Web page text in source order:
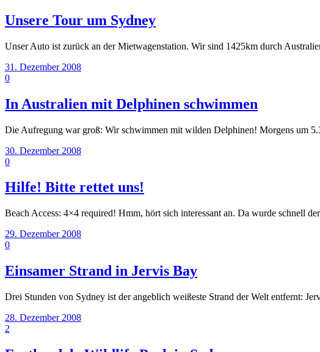
Unsere Tour um Sydney
Unser Auto ist zurück an der Mietwagenstation. Wir sind 1425km durch
31. Dezember 2008
0
In Australien mit Delphinen schwimmen
Die Aufregung war groß: Wir schwimmen mit wilden Delphinen! Morgens um
30. Dezember 2008
0
Hilfe! Bitte rettet uns!
Beach Access: 4×4 required! Hmm, hört sich interessant an. Da wurde schnell
29. Dezember 2008
0
Einsamer Strand in Jervis Bay
Drei Stunden von Sydney ist der angeblich weißeste Strand der Welt entfernt:
28. Dezember 2008
2